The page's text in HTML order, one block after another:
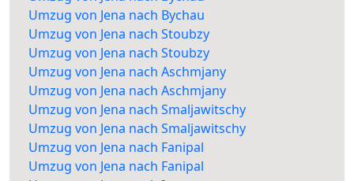
Umzug von Jena nach Bychau
Umzug von Jena nach Stoubzy
Umzug von Jena nach Stoubzy
Umzug von Jena nach Aschmjany
Umzug von Jena nach Aschmjany
Umzug von Jena nach Smaljawitschy
Umzug von Jena nach Smaljawitschy
Umzug von Jena nach Fanipal
Umzug von Jena nach Fanipal